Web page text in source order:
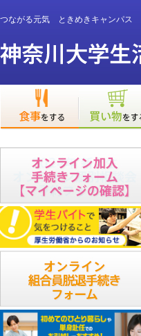
つながる元気 ときめきキャンパス